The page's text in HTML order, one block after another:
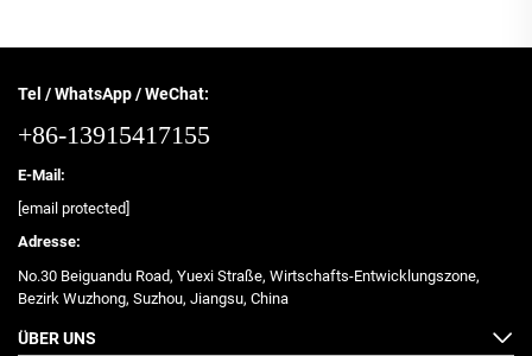
Tel / WhatsApp / WeChat:
+86-13915417155
E-Mail:
[email protected]
Adresse:
No.30 Beiguandu Road, Yuexi Straße, Wirtschafts-Entwicklungszone,
Bezirk Wuzhong, Suzhou, Jiangsu, China
ÜBER UNS